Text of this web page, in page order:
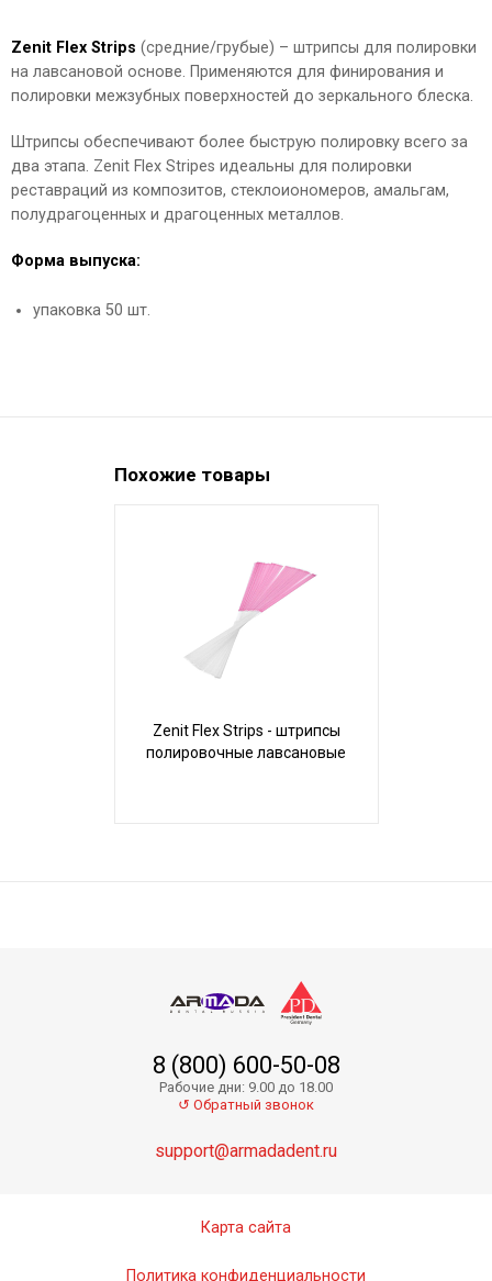
Zenit Flex Strips (средние/грубые) – штрипсы для полировки
на лавсановой основе. Применяются для финирования и
полировки межзубных поверхностей до зеркального блеска.
Штрипсы обеспечивают более быструю полировку всего за
два этапа. Zenit Flex Stripes идеальны для полировки
реставраций из композитов, стеклоиономеров, амальгам,
полудрагоценных и драгоценных металлов.
Форма выпуска:
упаковка 50 шт.
Похожие товары
Zenit Flex Strips - штрипсы
полировочные лавсановые
8 (800) 600-50-08
Рабочие дни: 9.00 до 18.00
↺ Обратный звонок
support@armadadent.ru
Карта сайта
Политика конфиденциальности